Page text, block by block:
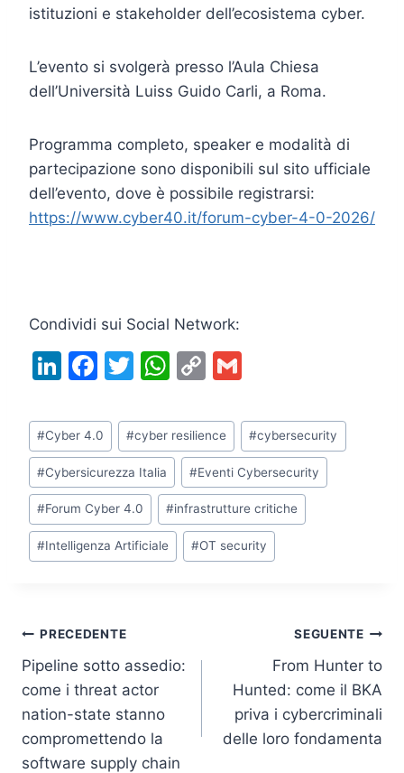
istituzioni e stakeholder dell’ecosistema cyber.
L’evento si svolgerà presso l’Aula Chiesa
dell’Università Luiss Guido Carli, a Roma.
Programma completo, speaker e modalità di
partecipazione sono disponibili sul sito ufficiale
dell’evento, dove è possibile registrarsi:
https://www.cyber40.it/forum-cyber-4-0-2026/
Condividi sui Social Network:
Li
k
e
dI
n
F
c
e
b
o
o
k
T
itt
er
W
at
s
A
p
p
C
p
y
Li
n
k
ai
l
Tag
articolo:
#Cyber 4.0 #cyber resilience #cybersecurity
#Cybersicurezza Italia #Eventi Cybersecurity
#Forum Cyber 4.0 #infrastrutture critiche
#Intelligenza Artificiale #OT security
Navigazione
articoli
PRECEDENTE
Pipeline sotto assedio:
come i threat actor
nation-state stanno
compromettendo la
software supply chain
SEGUENTE
From Hunter to
Hunted: come il BKA
priva i cybercriminali
delle loro fondamenta